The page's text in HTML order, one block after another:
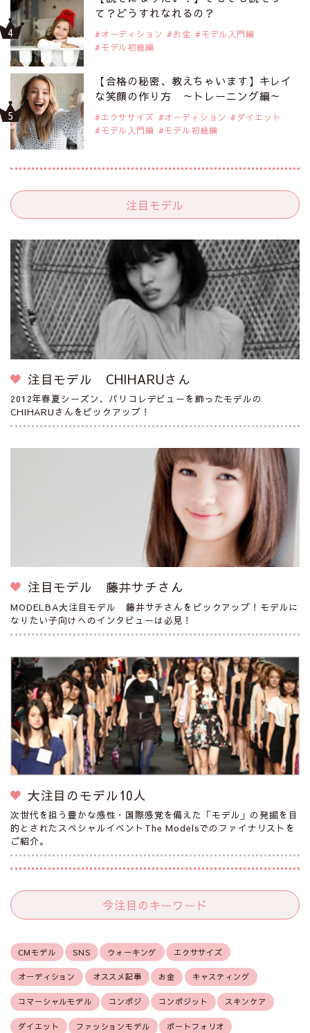
て？どうすれなれるの？
オーディション お金
モデル入門編
モデル初級編
【合格の秘密、教えちゃいます】キレイ
な笑顔の作り方 ～トレーニング編～
エクササイズ オーディション
ダイエット
モデル入門編
モデル初級編
注目モデル
注目モデル CHIHARUさん
2012年春夏シーズン、パリコレデビューを飾ったモデルの
CHIHARUさんをピックアップ！
注目モデル 藤井サチさん
MODELBA大注目モデル 藤井サチさんをピックアップ！モデルに
なりたい子向けへのインタビューは必見！
大注目のモデル10人
次世代を担う豊かな感性・国際感覚を備えた「モデル」の発掘を目
的とされたスペシャルイベントThe Modelsでのファイナリストを
ご紹介。
今注目のキーワード
CMモデル SNS ウォーキング エクササイズ
オーディション オススメ記事 お金 キャスティング
コマーシャルモデル コンポジ コンポジット スキンケア
ダイエット ファッションモデル ポートフォリオ